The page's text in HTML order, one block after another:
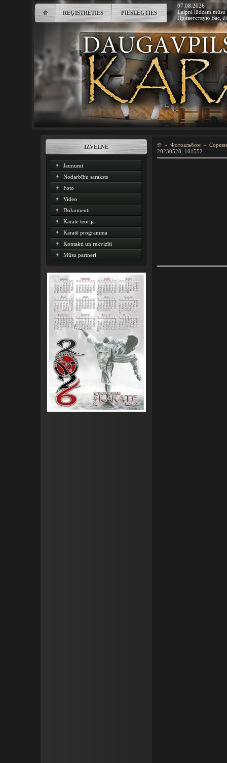
⟰ REĢISTRĒTIES PIESLĒGTIES
07.08.2026
Laipni lūdzam mūsu
Приветствую Вас ,
IZVĒLNE
Jaunumi
Nodarbību saraksts
Foto
Video
Dokumenti
Karatē teorija
Karatē programma
Kontakti un rekvizīti
Mūsu partneri
⟰ » Фотоальбом»
20230528_101552